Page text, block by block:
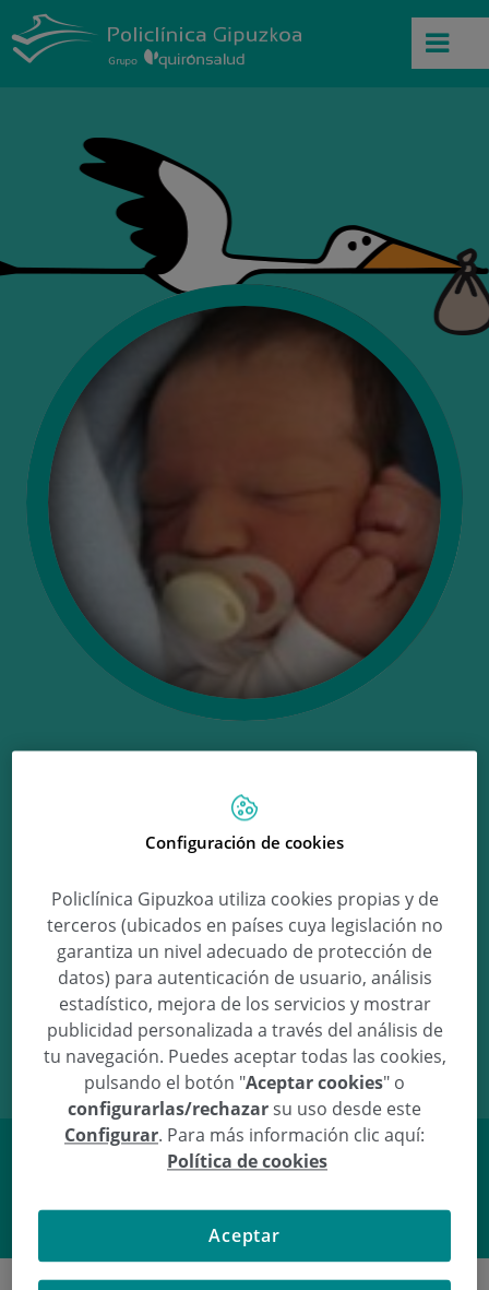
Ongi etorri Jon !
25/02/11 15:42 3.12Kg 49cm
Configuración de cookies
Policlínica Gipuzkoa utiliza cookies propias y de
terceros (ubicados en países cuya legislación no
garantiza un nivel adecuado de protección de
datos) para autenticación de usuario, análisis
estadístico, mejora de los servicios y mostrar
publicidad personalizada a través del análisis de
tu navegación. Puedes aceptar todas las cookies,
pulsando el botón "Aceptar cookies" o
configurarlas/rechazarsu uso desde este
Configurar. Para más información clic aquí:
Política de cookies
Aceptar